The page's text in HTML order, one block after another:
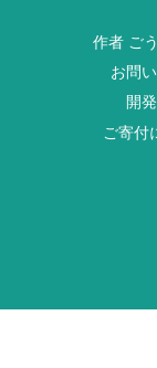
作者 ご
お問
開
ご寄付